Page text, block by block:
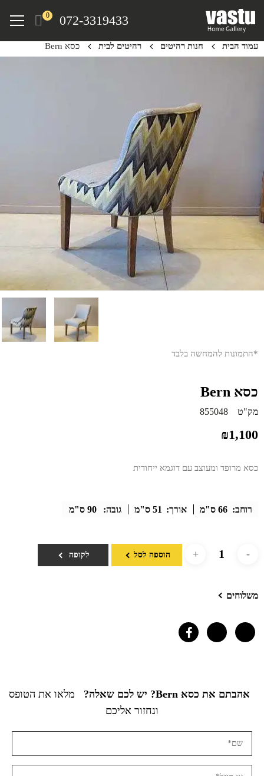
content
072-3319433
0
Menu
עמוד הבית חנות רהיטים רהיטים לבית כסא Bern
*התמונות להמחשה בלבד
כסא Bern
מק"ט 855048
₪1,100
כסא מרופד ומעוצב עם דוגמא ייחודית
רוחב: 66 ס"מ אורך: 51 ס"מ גובה: 90 ס"מ
הוספה לסל לקופה
משלוחים
אהבתם את כסא Bern? יש לכם שאלה?
מלאו את הטופס
ונחזור אליכם